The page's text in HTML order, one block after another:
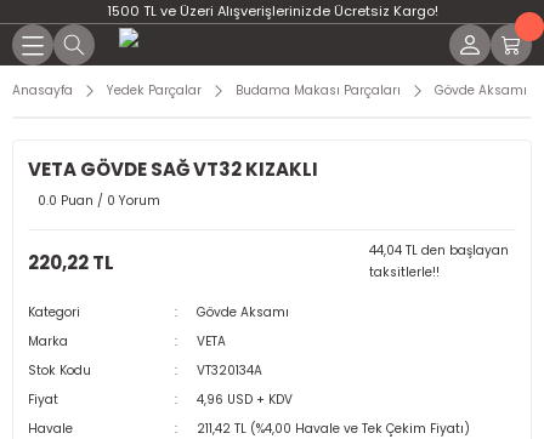
1500 TL ve Üzeri Alışverişlerinizde Ücretsiz Kargo!
Anasayfa Yedek Parçalar Budama Makası Parçaları Gövde Aksamı
VETA GÖVDE SAĞ VT32 KIZAKLI
0.0 Puan / 0 Yorum
220,22 TL
44,04 TL den başlayan
taksitlerle!!
Kategori
Gövde Aksamı
Marka
VETA
Stok Kodu
VT320134A
Fiyat
4,96 USD + KDV
Havale
211,42 TL (%4,00 Havale ve Tek Çekim Fiyatı)